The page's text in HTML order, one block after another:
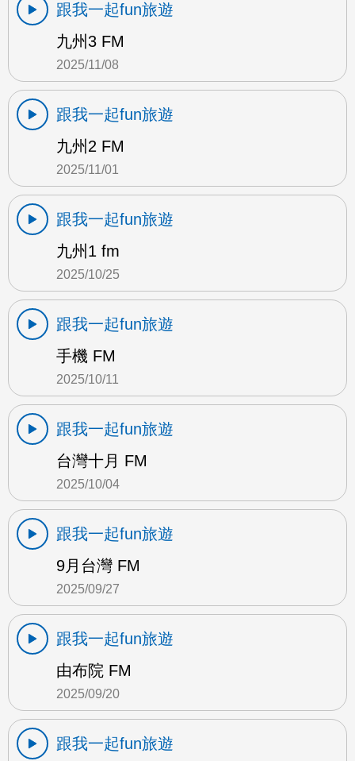
跟我一起fun旅遊
九州3 FM
2025/11/08
跟我一起fun旅遊
九州2 FM
2025/11/01
跟我一起fun旅遊
九州1 fm
2025/10/25
跟我一起fun旅遊
手機 FM
2025/10/11
跟我一起fun旅遊
台灣十月 FM
2025/10/04
跟我一起fun旅遊
9月台灣 FM
2025/09/27
跟我一起fun旅遊
由布院 FM
2025/09/20
跟我一起fun旅遊